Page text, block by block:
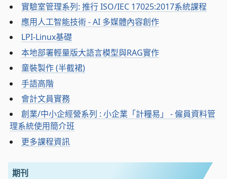
實驗室管理系列: 推行 ISO/IEC 17025:2017系統課程
應用人工智能技術 - AI 多媒體內容創作
LPI-Linux基礎
本地部署輕量版大語言模型與RAG實作
童裝製作 (半截裙)
手語高階
會計文員實務
創業/中小企經營系列 : 小企業「計糧易」 - 僱員資料管
理系統使用簡介班
更多課程資訊
期刊